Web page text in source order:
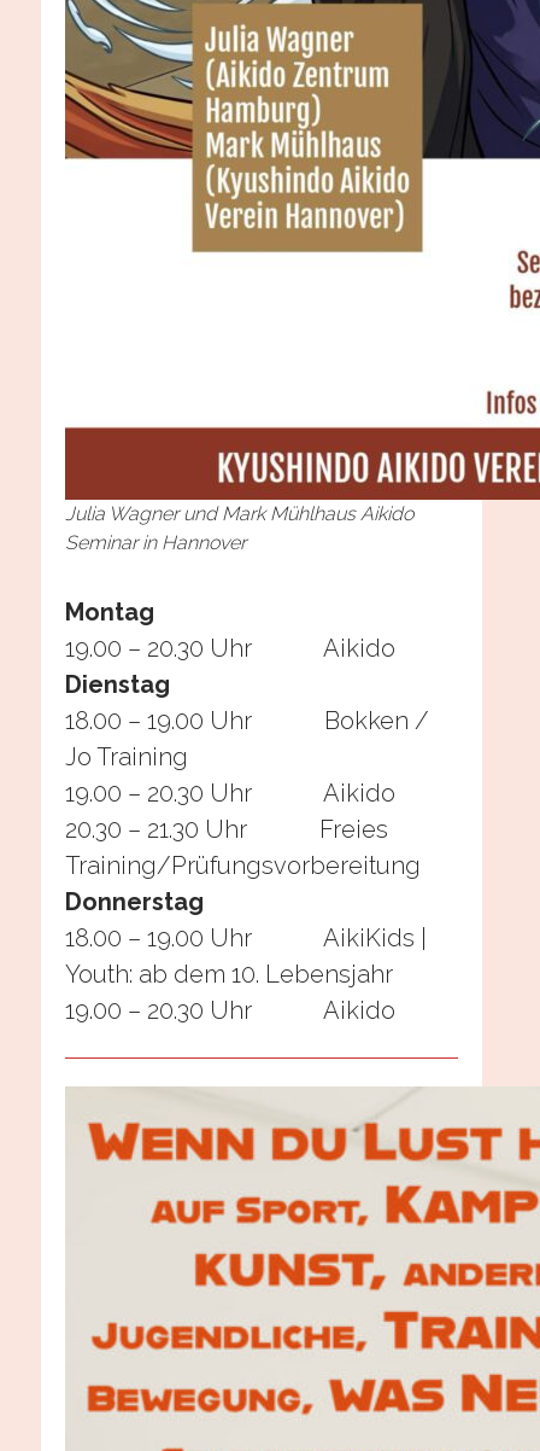
Julia Wagner und Mark Mühlhaus Aikido
Seminar in Hannover
Montag
19.00 – 20.30 Uhr Aikido
Dienstag
18.00 – 19.00 Uhr Bokken /
Jo Training
19.00 – 20.30 Uhr Aikido
20.30 – 21.30 Uhr Freies
Training/Prüfungsvorbereitung
Donnerstag
18.00 – 19.00 Uhr AikiKids |
Youth: ab dem 10. Lebensjahr
19.00 – 20.30 Uhr Aikido